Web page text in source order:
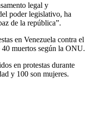
legal y
poder legislativo, ha
de la república”.
en Venezuela contra el
muertos según la ONU.
en protestas durante
y 100 son mujeres.